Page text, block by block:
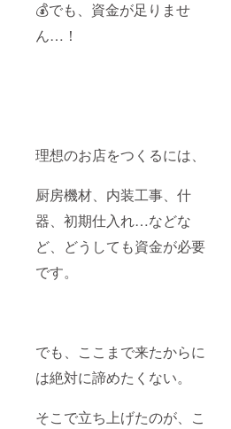
💰でも、資金が足りませ
ん…！
理想のお店をつくるには、
厨房機材、内装工事、什
器、初期仕入れ…などな
ど、どうしても資金が必要
です。
でも、ここまで来たからに
は絶対に諦めたくない。
そこで立ち上げたのが、こ